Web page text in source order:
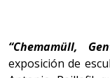
“Chemamüll,
exposición de